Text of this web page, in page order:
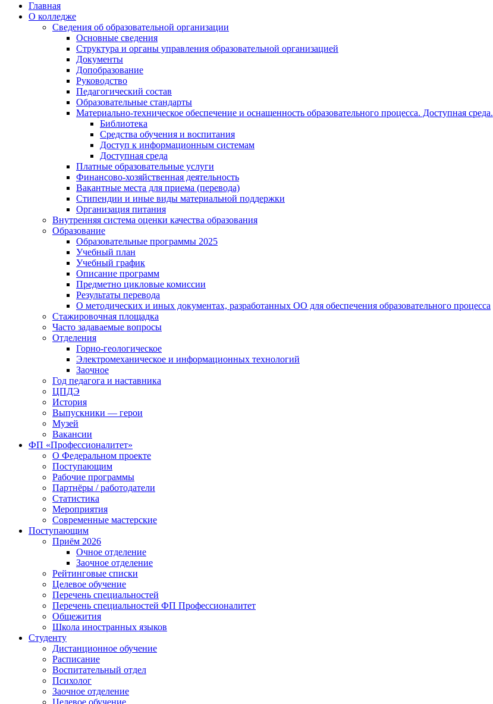
Главная
О колледже
Сведения об образовательной организации
Основные сведения
Структура и органы управления образовательной организацией
Документы
Допобразование
Руководство
Педагогический состав
Образовательные стандарты
Материально-техническое обеспечение и оснащенность образовательного процесса. Доступная среда.
Библиотека
Средства обучения и воспитания
Доступ к информационным системам
Доступная среда
Платные образовательные услуги
Финансово-хозяйственная деятельность
Вакантные места для приема (перевода)
Стипендии и иные виды материальной поддержки
Организация питания
Внутренняя система оценки качества образования
Образование
Образовательные программы 2025
Учебный план
Учебный график
Описание программ
Предметно цикловые комиссии
Результаты перевода
О методических и иных документах, разработанных ОО для обеспечения образовательного процесса
Стажировочная площадка
Часто задаваемые вопросы
Отделения
Горно-геологическое
Электромеханическое и информационных технологий
Заочное
Год педагога и наставника
ЦПДЭ
История
Выпускники — герои
Музей
Вакансии
ФП «Профессионалитет»
О Федеральном проекте
Поступающим
Рабочие программы
Партнёры / работодатели
Статистика
Мероприятия
Современные мастерские
Поступающим
Приём 2026
Очное отделение
Заочное отделение
Рейтинговые списки
Целевое обучение
Перечень специальностей
Перечень специальностей ФП Профессионалитет
Общежития
Школа иностранных языков
Студенту
Дистанционное обучение
Расписание
Воспитательный отдел
Психолог
Заочное отделение
Целевое обучение